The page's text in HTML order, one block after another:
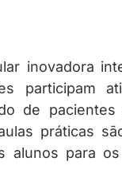
inovadora
participam
de
práticas
alunos para